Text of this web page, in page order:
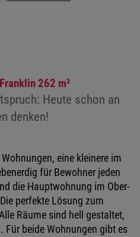
262 m²
Heute schon an
denken!
eine kleinere im
für Bewohner jeden
die Hauptwohnung im Ober-
perfekte Lösung zum
Räume sind hell gestaltet,
Für beide Wohnungen gibt es